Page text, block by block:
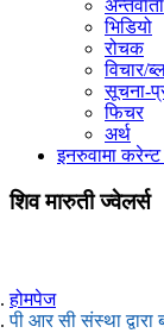
अन्तर्वार्ता
भिडियो
रोचक
विचार/
सूचना-
फिचर
अर्थ
इनरुवामा
शिव मारुती ज्वेलर्स
होमपेज
पी आर सी संस्था द्वारा